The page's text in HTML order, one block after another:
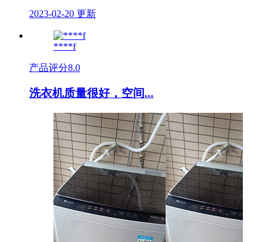
2023-02-20 更新
****f
产品评分8.0
洗衣机质量很好，空间...